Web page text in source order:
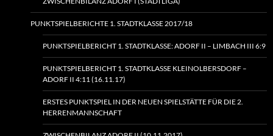
PUNKTSPIELBERICHTE 1. STADTKLASSE 2017/18
PUNKTSPIELBERICHT 1. STADTKLASSE: ADORF II – LIMBACH III 6:9
PUNKTSPIELBERICHT 1. STADTKLASSE KLEINOLBERSDORF –
ADORF II 4:11 (16.11.17)
ERSTES PUNKTSPIEL IN DER NEUEN SPIELSTÄTTE FÜR DIE 2.
HERRENMANNSCHAFT